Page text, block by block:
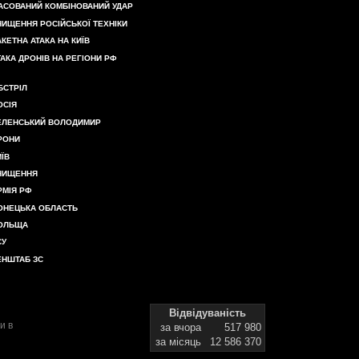
КОМБІНОВАНИЙ УДАР
РОСІЙСЬКОЇ ТЕХНІКИ
АТАКА НА КИЇВ
ДРОНІВ НА РЕГІОНИ РФ
ВОЛОДИМИР
РФ
ОБЛАСТЬ
ЗС
в
Відвідуваність
за вчора
517 980
за місяць
12 586 370